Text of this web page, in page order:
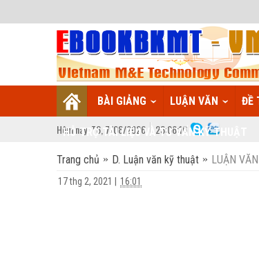
BÀI GIẢNG LUẬN VĂN ĐỀ
HỖ TRỢ TÀI LIỆU VÀ TƯ VẤN KỸ THUẬT
Hôm nay: T6, 7/08/2026 23:06:17
Trang chủ D. Luận văn kỹ thuật LUẬN
17 thg 2, 2021 16:01